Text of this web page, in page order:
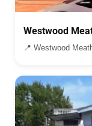
Westwood
📍 Westwood